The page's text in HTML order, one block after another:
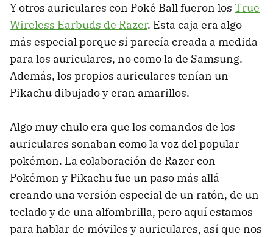
Y otros auriculares con Poké Ball fueron los True
Wireless Earbuds de Razer. Esta caja era algo
más especial porque sí parecía creada a medida
para los auriculares, no como la de Samsung.
Además, los propios auriculares tenían un
Pikachu dibujado y eran amarillos.
Algo muy chulo era que los comandos de los
auriculares sonaban como la voz del popular
pokémon. La colaboración de Razer con
Pokémon y Pikachu fue un paso más allá
creando una versión especial de un ratón, de un
teclado y de una alfombrilla, pero aquí estamos
para hablar de móviles y auriculares, así que nos